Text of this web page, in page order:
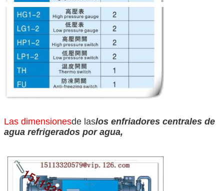
Las dimensionesde laslos enfriadores centrales de
agua refrigerados por agua,